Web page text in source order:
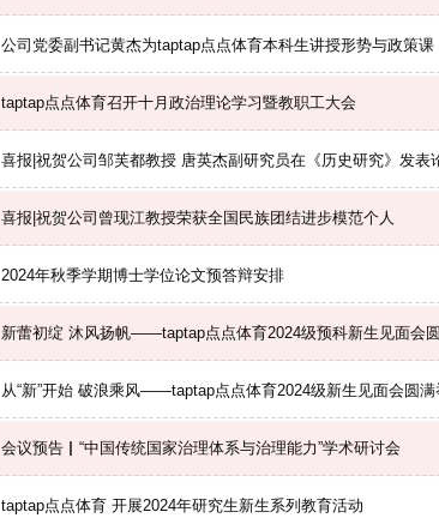
公司党委副书记黄杰为taptap点点体育本科生讲授形势与政策课
taptap点点体育召开十月政治理论学习暨教职工大会
喜报|祝贺公司邹芙都教授 唐英杰副研究员在《历史研究》发表
喜报|祝贺公司曾现江教授荣获全国民族团结进步模范个人
2024年秋季学期博士学位论文预答辩安排
新蕾初绽 沐风扬帆——taptap点点体育2024级预科新生见面会
从“新”开始 破浪乘风——taptap点点体育2024级新生见面会圆满
会议预告▏“中国传统国家治理体系与治理能力”学术研讨会
taptap点点体育 开展2024年研究生新生系列教育活动